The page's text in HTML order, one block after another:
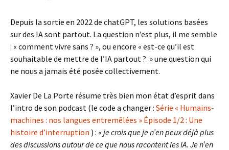
Depuis la sortie en 2022 de chatGPT, les solutions basées
sur des IA sont partout. La question n’est plus, il me semble
: « comment vivre sans ? », ou encore « est-ce qu’il est
souhaitable de mettre de l’IA partout ? » une question qui
ne nous a jamais été posée collectivement.
Xavier De La Porte résume très bien mon état d’esprit dans
l’intro de son podcast (le code a changer : Série « Humains-
machines : nos langues entremêlées » Épisode 1/2 : Une
histoire d’interruption ) : « je crois que je n’en peux déjà plus
des discussions autour de ce que nous racontent les IA. Je n’en